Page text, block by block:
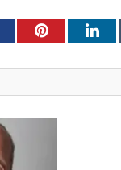
Pinterest